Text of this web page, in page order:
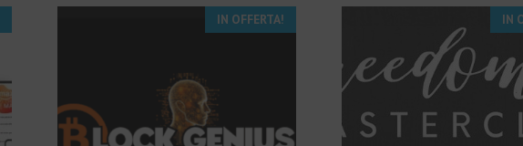
IN OFFERTA! IN